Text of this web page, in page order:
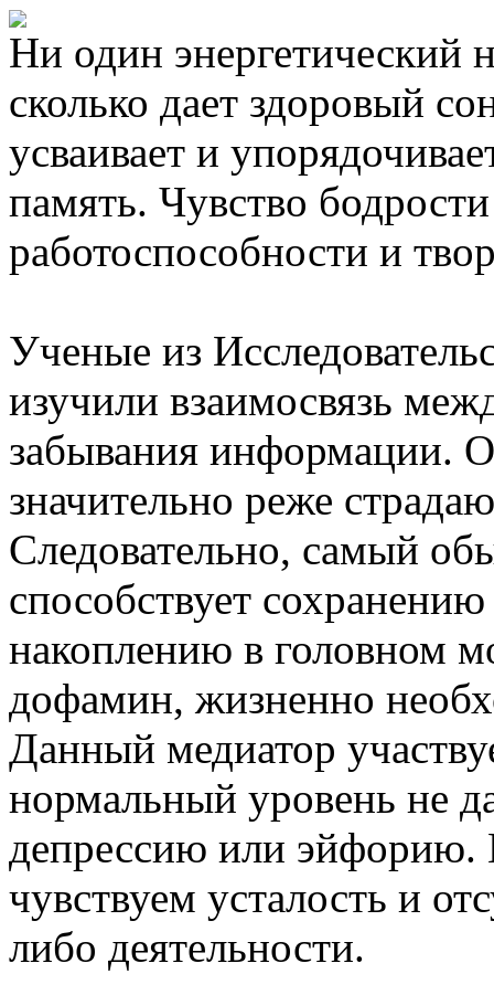
Ни один энергетический
сколько дает здоровый
усваивает и
память. Чувство
работоспособности и
Ученые из
изучили взаимосвязь
забывания информации.
значительно реже
Следовательно, самый
способствует
накоплению в головном
дофамин, жизненно
Данный медиатор
нормальный уровень не
депрессию или эйфорию.
чувствуем усталость и
либо деятельности.